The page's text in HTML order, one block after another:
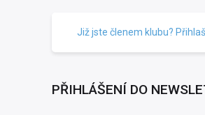
Již jste členem klubu?
PŘIHLÁŠENÍ DO